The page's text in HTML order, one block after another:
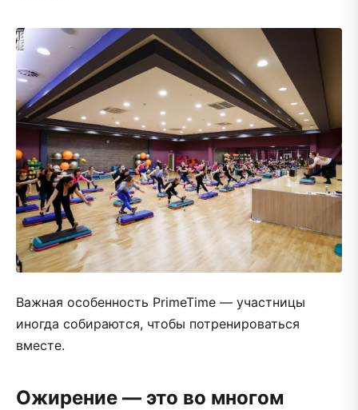
Важная особенность PrimeTime — участницы
иногда собираются, чтобы потренироваться
вместе.
Ожирение — это во многом